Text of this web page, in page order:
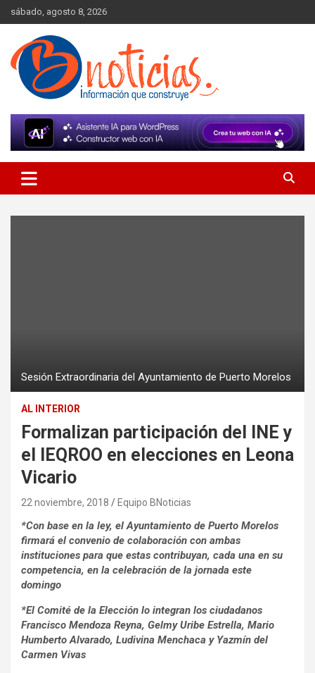
Skip
to
content
sábado, agosto 8, 2026
BNoticias
Sesión Extraordinaria del Ayuntamiento de Puerto Morelos
AL INTERIOR
Formalizan participación del INE y
el IEQROO en elecciones en Leona
Vicario
22 noviembre, 2018 Equipo BNoticias
*Con base en la ley, el Ayuntamiento de Puerto Morelos
firmará el convenio de colaboración con ambas
instituciones para que estas contribuyan, cada una en su
competencia, en la celebración de la jornada este
domingo
*El Comité de la Elección lo integran los ciudadanos
Francisco Mendoza Reyna, Gelmy Uribe Estrella, Mario
Humberto Alvarado, Ludivina Menchaca y Yazmín del
Carmen Vivas